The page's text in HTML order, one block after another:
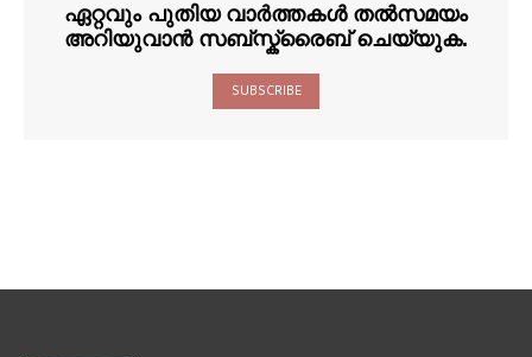
ഏറ്റവും പുതിയ വാർത്തകൾ തൽസമയം
അറിയുവാൻ സബ്സ്ക്രൈബ് ചെയ്യുക.
SUBSCRIBE